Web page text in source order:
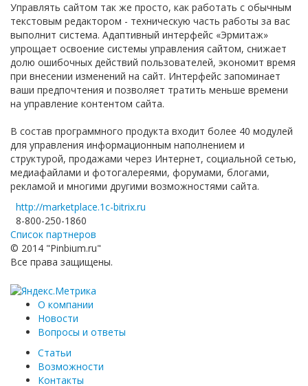
Управлять сайтом так же просто, как работать с обычным
текстовым редактором - техническую часть работы за вас
выполнит система. Адаптивный интерфейс «Эрмитаж»
упрощает освоение системы управления сайтом, снижает
долю ошибочных действий пользователей, экономит время
при внесении изменений на сайт. Интерфейс запоминает
ваши предпочтения и позволяет тратить меньше времени
на управление контентом сайта.
В состав программного продукта входит более 40 модулей
для управления информационным наполнением и
структурой, продажами через Интернет, социальной сетью,
медиафайлами и фотогалереями, форумами, блогами,
рекламой и многими другими возможностями сайта.
http://marketplace.1c-bitrix.ru
8-800-250-1860
Список партнеров
© 2014 "Pinbium.ru"
Все права защищены.
О компании
Новости
Вопросы и ответы
Статьи
Возможности
Контакты